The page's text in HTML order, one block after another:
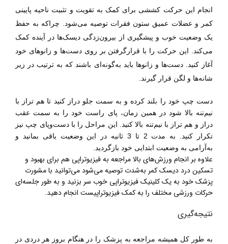
انجام این حرکت کششی برای کمک به تقویت و تثبیت ناحیه پایینی
کمر و عضلات عمیق ستون فقرات توصیه می‌شود. چراکه به حفظ
یک وضعیت خوب و پیشگیری از بیرون‌زدگی دیسک‌ها در آینده کمک
می‌کند. این حرکت را با قرارگرفتن بر روی دست‌ها و زانوهای خود
آغاز کنید. دست‌ها و زانوها باید به‌گونه‌ای باشند که به ترتیب در زیر
شانه‌ها و لگن قرار گیرند.
دست چپ خود را بلند کرده و به سمت جلو دراز کنید تا هم تراز با
نیم‌تنه بالا شود در همین زمان، پای راست خود را به سمت عقب
دراز و هم تراز با نیم‌تنه بالا کنید. این مراحل را با دست‌وپای چپ نیز
تکرار کنید. به مدت 2 تا 3 ثانیه در این وضعیت باقی بمانید و
به‌آرامی به وضعیت ابتدایی خود بازگردید.
علاوه بر انجام ورزش‌های بالا مراجعه به فیزیوتراپی هم برای بهبود و
تسکین درد دیسک کمر به‌شدت توصیه می‌شود می‌توانید با مشورت
پزشک خود به یک کلینیک فیزیوتراپی خوب سر بزنید و به طور جلسه‌ای
حرکات ورزشی مختلف را به کمک فیزیوتراپیست انجام دهید.
نتیجه‌گیری
به طور کل همیشه مراجعه به پزشک را در هنگام بروز هر دردی در